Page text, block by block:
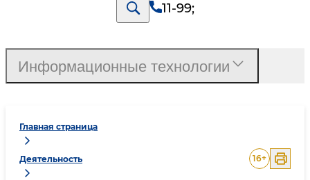
11-99;
Главная страница
Деятельность 16+
Информационные технологии